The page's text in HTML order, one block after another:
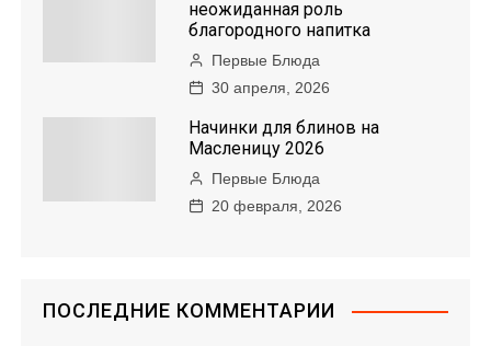
неожиданная роль
благородного напитка
Первые Блюда
30 апреля, 2026
Начинки для блинов на
Масленицу 2026
Первые Блюда
20 февраля, 2026
ПОСЛЕДНИЕ КОММЕНТАРИИ